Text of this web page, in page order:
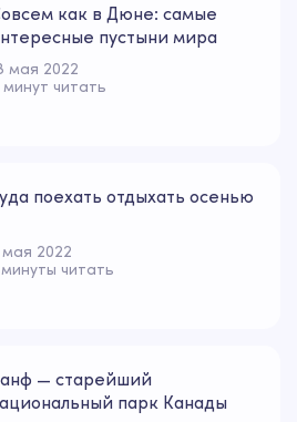
как в Дюне: самые
пустыни мира
мая 2022
минут читать
поехать отдыхать осенью
мая 2022
читать
— старейший
парк Канады